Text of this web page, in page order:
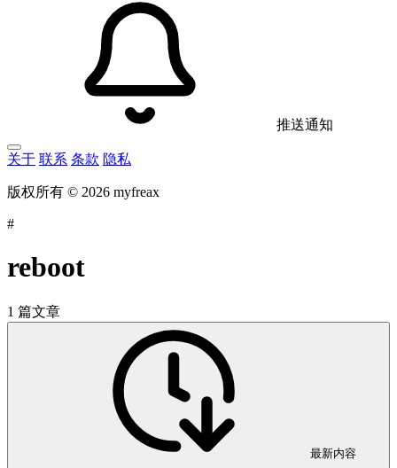
推送通知
关于 联系 条款 隐私
版权所有 © 2026 myfreax
#
reboot
1 篇文章
最新内容